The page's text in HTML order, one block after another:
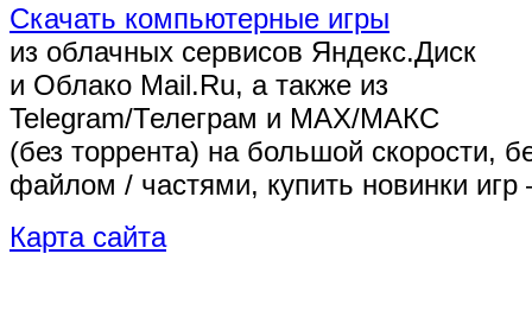
Скачать компьютерные игры
из облачных сервисов Яндекс.Диск
и Облако Mail.Ru, а также из
Telegram/Телеграм и MAX/МАКС
(без торрента) на большой скорости,
файлом / частями, купить новинки
Карта сайта